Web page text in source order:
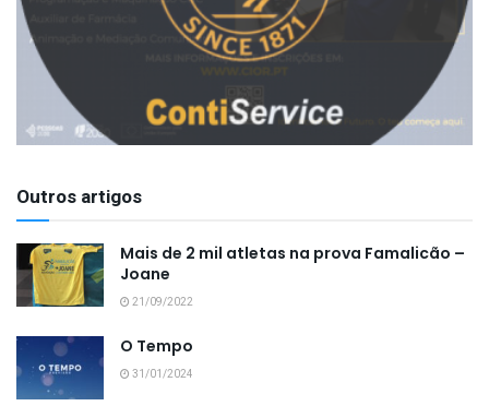
Outros artigos
Mais de 2 mil atletas na prova Famalicão –
Joane
21/09/2022
O Tempo
31/01/2024